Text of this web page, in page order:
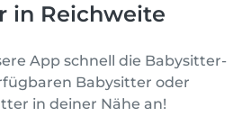
in Reichweite
App schnell die Babysitter-
Babysitter oder
in deiner Nähe an!